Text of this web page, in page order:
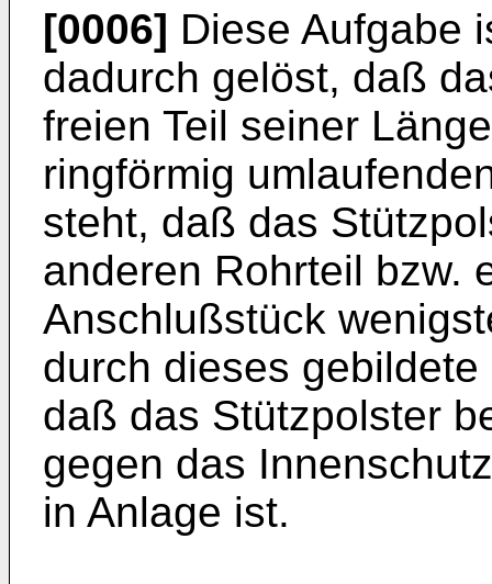
[0006] Diese Aufgabe
dadurch gelöst, daß
freien Teil seiner
ringförmig
steht, daß das
anderen Rohrteil bzw.
Anschlußstück
durch dieses
daß das Stützpolster
gegen das
in Anlage ist.